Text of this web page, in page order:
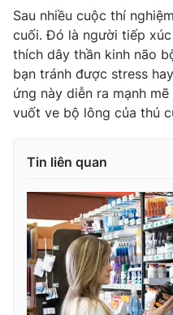
THỜI BÁO VTV
Theo dõi báo trên
Cơ quan chủ quản:
Giấy phép hoạt động báo in
cấp ngày 29/12/2023
Tổng Biên tập:Vũ Thanh
Phó Tổng Biên tập:Nguyễn
Nguyễn Trọng Ninh
Tổng đài VTV:024.38 355
Sau nhiều cuộc thí
cuối. Đó là người tiếp
thích dây thần kinh não
bạn tránh được stress
ứng này diễn ra mạnh
vuốt ve bộ lông của thú
Tin liên quan